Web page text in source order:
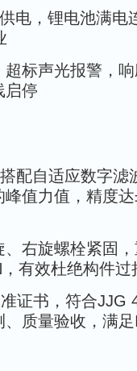
电，锂电池满电
标声光报警，
启停
配自适应数字滤
值力值，精度
右旋螺栓紧固
有效杜绝构件
证书，符合JJG
质量验收，满